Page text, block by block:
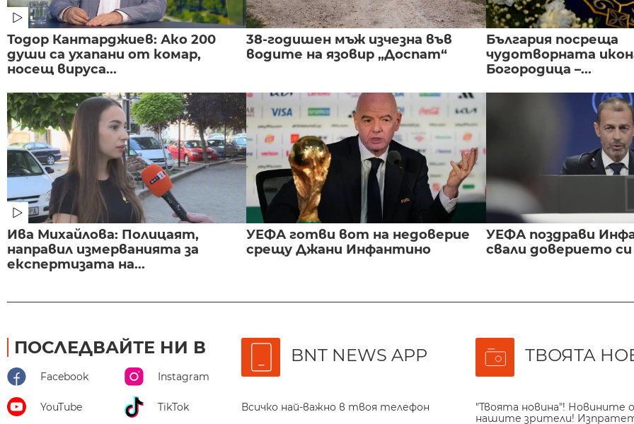
Тодор Кантарджиев: Ако 200
души са ухапани от комар,
носещ вируса...
38-годишен мъж изчезна във
водите на язовир „Доспат“
България посреща
чудотворната
Богородица –...
Ива Михайлова: Полицаят,
направил измерванията за
експертизата на...
УЕФА готви вот на недоверие
срещу Джани Инфантино
УЕФА поздрави
свали доверието
ПОСЛЕДВАЙТЕ НИ В
Facebook Instagram
YouTube TikTok
BNT NEWS APP
Всичко най-важно в твоя телефон
ТВОЯТА
"Твоята новина"! Новините
нашите зрители!